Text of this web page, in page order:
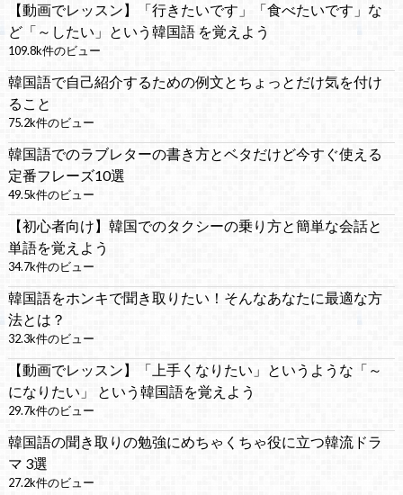
【動画でレッスン】「行きたいです」「食べたいです」な
ど「～したい」という韓国語 を覚えよう
109.8k件のビュー
韓国語で自己紹介するための例文とちょっとだけ気を付け
ること
75.2k件のビュー
韓国語でのラブレターの書き方とベタだけど今すぐ使える
定番フレーズ10選
49.5k件のビュー
【初心者向け】韓国でのタクシーの乗り方と簡単な会話と
単語を覚えよう
34.7k件のビュー
韓国語をホンキで聞き取りたい！そんなあなたに最適な方
法とは？
32.3k件のビュー
【動画でレッスン】「上手くなりたい」というような「～
になりたい」 という韓国語を覚えよう
29.7k件のビュー
韓国語の聞き取りの勉強にめちゃくちゃ役に立つ韓流ドラ
マ 3選
27.2k件のビュー